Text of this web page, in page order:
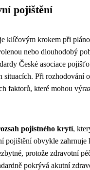
pojištění
klíčovým krokem při
nebo dlouhodobý
České asociace
situacích. Při rozhodování
faktorů, které mohou
pojistného krytí,
pojištění obvykle zahrnuje
protože zdravotní
pokrývá akutní